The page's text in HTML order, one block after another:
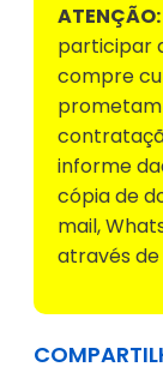
ATENÇÃO:
participar
compre
informe
cópia de
mail,
através de